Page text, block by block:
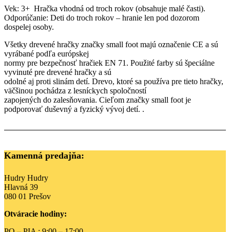
Vek: 3+ Hračka vhodná od troch rokov (obsahuje malé časti).
Odporúčanie: Deti do troch rokov – hranie len pod dozorom
dospelej osoby.
Všetky drevené hračky značky small foot majú označenie CE a sú
vyrábané podľa európskej
normy pre bezpečnosť hračiek EN 71. Použité farby sú špeciálne
vyvinuté pre drevené hračky a sú
odolné aj proti slinám detí. Drevo, ktoré sa používa pre tieto hračky,
väčšinou pochádza z lesníckych spoločností
zapojených do zalesňovania. Cieľom značky small foot je
podporovať duševný a fyzický vývoj detí. .
Kamenná predajňa:
Hudry Hudry
Hlavná 39
080 01 Prešov
Otváracie hodiny: